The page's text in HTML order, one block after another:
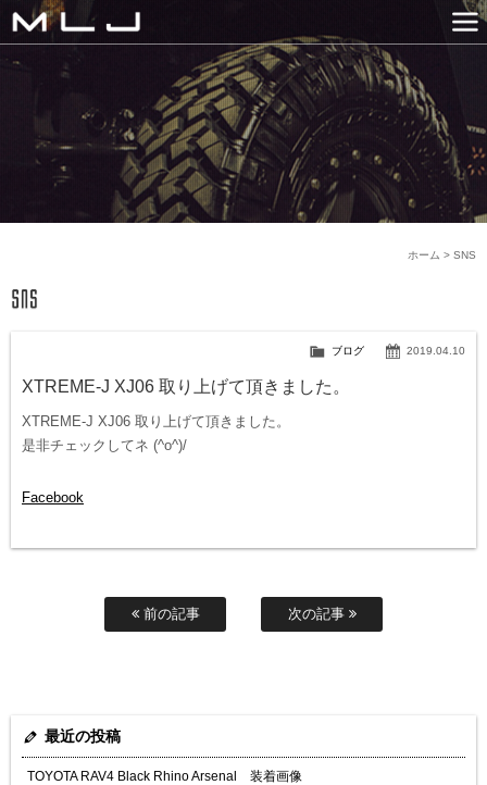
MLJ / Lexani(レクサーニ
GALLERY
SNS
NEWS
COMPANY
HISTORY
CONTACT US
LINK
SNS
ホーム >
2019.04.10
ブログ
XTREME-J XJ06 取り上げて頂きました。
XTREME-J XJ06 取り上げて頂きました。
是非チェックしてネ (^o^)/
Facebook
前の記事 次の記事
最近の投稿
TOYOTA RAV4 Black Rhino Arsenal 装着画像